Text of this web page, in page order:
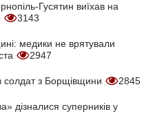
Гусятин виїхав на
3143
медики не врятували
2947
солдат з Борщівщини 2845
дізналися суперників у